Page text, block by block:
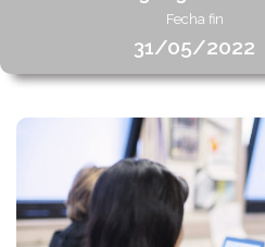
Fecha fin
31/05/2022